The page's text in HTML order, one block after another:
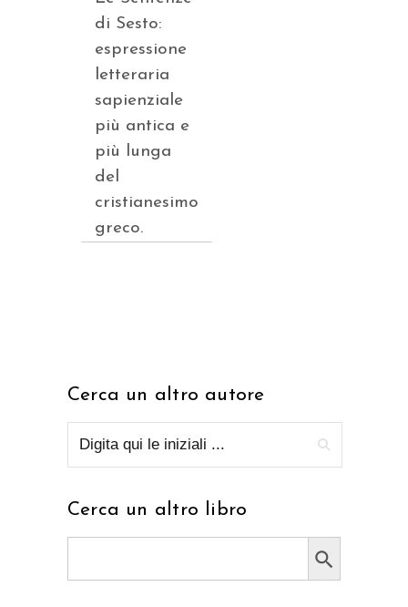
di Sesto:
espressione
letteraria
sapienziale
più antica e
più lunga
del
cristianesimo
greco.
Cerca un altro autore
Cerca un altro libro
Search Button